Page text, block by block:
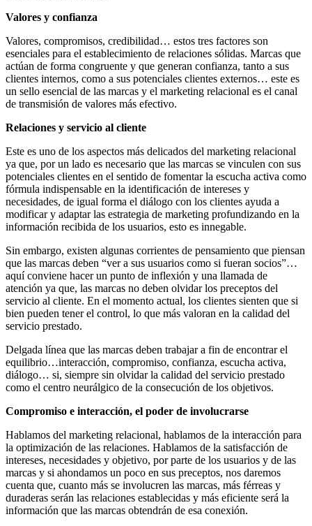
Valores y confianza
Valores, compromisos, credibilidad… estos tres factores son
esenciales para el establecimiento de relaciones sólidas. Marcas que
actúan de forma congruente y que generan confianza, tanto a sus
clientes internos, como a sus potenciales clientes externos… este es
un sello esencial de las marcas y el marketing relacional es el canal
de transmisión de valores más efectivo.
Relaciones y servicio al cliente
Este es uno de los aspectos más delicados del marketing relacional
ya que, por un lado es necesario que las marcas se vinculen con sus
potenciales clientes en el sentido de fomentar la escucha activa como
fórmula indispensable en la identificación de intereses y
necesidades, de igual forma el diálogo con los clientes ayuda a
modificar y adaptar las estrategia de marketing profundizando en la
información recibida de los usuarios, esto es innegable.
Sin embargo, existen algunas corrientes de pensamiento que piensan
que las marcas deben “ver a sus usuarios como si fueran socios”…
aquí conviene hacer un punto de inflexión y una llamada de
atención ya que, las marcas no deben olvidar los preceptos del
servicio al cliente. En el momento actual, los clientes sienten que si
bien pueden tener el control, lo que más valoran en la calidad del
servicio prestado.
Delgada línea que las marcas deben trabajar a fin de encontrar el
equilibrio…interacción, compromiso, confianza, escucha activa,
diálogo… si, siempre sin olvidar la calidad del servicio prestado
como el centro neurálgico de la consecución de los objetivos.
Compromiso e interacción, el poder de involucrarse
Hablamos del marketing relacional, hablamos de la interacción para
la optimización de las relaciones. Hablamos de la satisfacción de
intereses, necesidades y objetivo, por parte de los usuarios y de las
marcas y si ahondamos un poco en sus preceptos, nos daremos
cuenta que, cuanto más se involucren las marcas, más férreas y
duraderas serán las relaciones establecidas y más eficiente será la
información que las marcas obtendrán de esa conexión.